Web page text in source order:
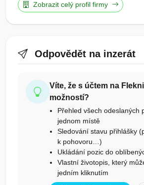
Zobrazit celý profil firmy
Odpovědět na inzerát
Víte, že s účtem na
možností?
Přehled všech odeslaných
jednom místě
Sledování stavu přihlášky
k pohovoru…)
Ukládání pozic do
Vlastní životopis, který
jedním kliknutím